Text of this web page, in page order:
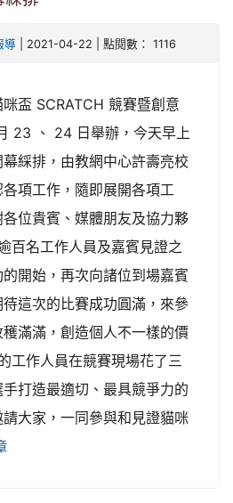
導| 2021-04-22 | 點閱數： 1116
盃 SCRATCH 競賽暨創意
23 、 24 日舉辦，今天早上
綵排，由教網中心許壽亮校
項工作，隨即展開各項工
位貴賓、媒體朋友及協力夥
名工作人員及嘉賓見證之
開始，再次向諸位到場嘉賓
這次的比賽成功圓滿，來參
滿滿，創造個人不一樣的價
作人員在競賽現場花了三
打造最適切、最具競爭力的
大家，一同參與和見證貓咪